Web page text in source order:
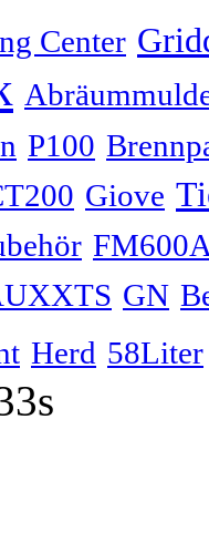
Center
P100
Giove
GN
Herd 58Liter